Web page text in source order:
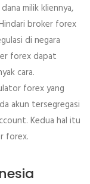
milik kliennya,
broker forex
di negara
forex dapat
cara.
forex yang
akun tersegregasi
Kedua hal itu
forex.